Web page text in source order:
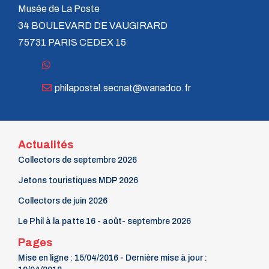
n° 48 - Juillet 1992
n° 46 - Janvier 1992
n° 45 - Octobre 1991
n° 41 - 1990
n° 37 - 1989
n° 36 - 1e trim 1989
n° 35 - 3e trim 1988
n° 34 - 2e trim 1988
n° 33 - 1er trim 1988
n° 32 - 4e trim. 1987
n° 30 - 2e trim. 1987
n° 28 - 4e trim. 1986
n° 27 - 3e trim. 1986
Musée de La Poste
34 BOULEVARD DE VAUGIRARD
75731 PARIS CEDEX 15
philapostel.secnat@wanadoo.fr
Actualités
Collectors de septembre 2026
Jetons touristiques MDP 2026
Collectors de juin 2026
Le Phil à la patte 16 - août- septembre 2026
Pages
Mise en ligne : 15/04/2016 - Dernière mise à jour :